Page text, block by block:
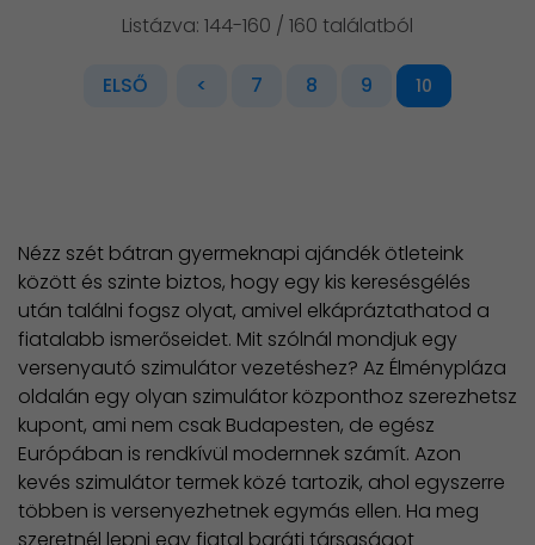
Listázva: 144-160 / 160 találatból
ELSŐ < 7 8 9 10
Nézz szét bátran gyermeknapi ajándék ötleteink
között és szinte biztos, hogy egy kis keresésgélés
után találni fogsz olyat, amivel elkápráztathatod a
fiatalabb ismerőseidet. Mit szólnál mondjuk egy
versenyautó szimulátor vezetéshez? Az Élménypláza
oldalán egy olyan szimulátor központhoz szerezhetsz
kupont, ami nem csak Budapesten, de egész
Európában is rendkívül modernnek számít. Azon
kevés szimulátor termek közé tartozik, ahol egyszerre
többen is versenyezhetnek egymás ellen. Ha meg